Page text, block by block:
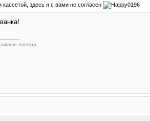
здесь я с вами не согласен
плеера.